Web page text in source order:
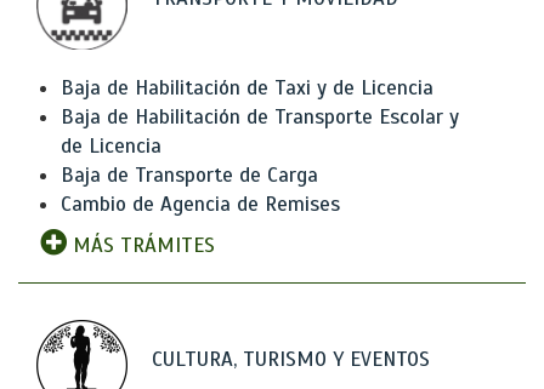
Baja de Habilitación de Taxi y de Licencia
Baja de Habilitación de Transporte Escolar y
de Licencia
Baja de Transporte de Carga
Cambio de Agencia de Remises
MÁS TRÁMITES
CULTURA, TURISMO Y EVENTOS